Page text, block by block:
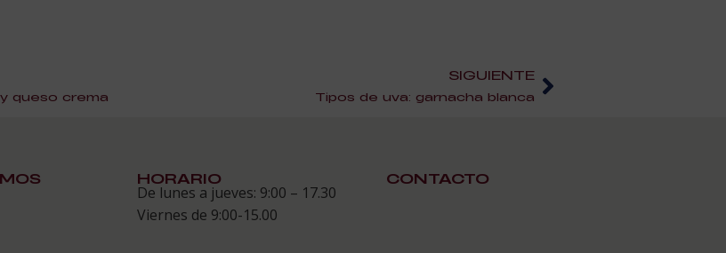
queso crema
SIGUIENTE
Tipos de uva: garnacha blanca
HORARIO
De lunes a jueves: 9:00 – 17.30
Viernes de 9:00-15.00
CONTACTO